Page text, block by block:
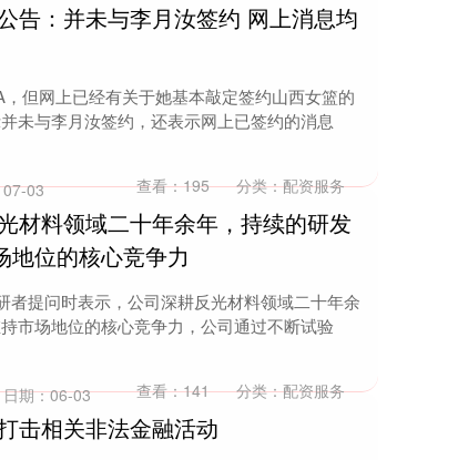
告：并未与李月汝签约 网上消息均
但网上已经有关于她基本敲定签约山西女篮的
未与李月汝签约，还表示网上已签约的消息
03 查看：195 分类：配资服务
材料领域二十年余年，持续的研发
地位的核心竞争力
提问时表示，公司深耕反光材料领域二十年余
市场地位的核心竞争力，公司通过不断试验
日期：06-03 查看：141 分类：配资服务
击相关非法金融活动